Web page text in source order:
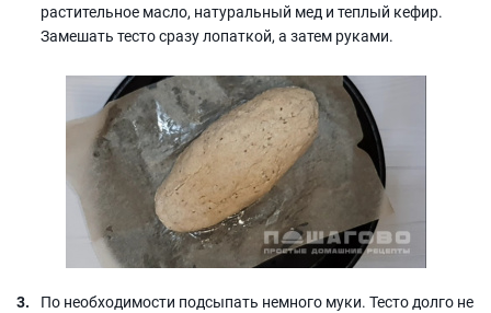
растительное масло, натуральный мед и теплый кефир.
Замешать тесто сразу лопаткой, а затем руками.
По необходимости подсыпать немного муки. Тесто долго не